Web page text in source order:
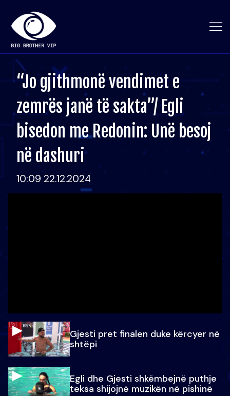
“Jo gjithmonë vendimet e
zemrës janë të sakta”/ Egli
bisedon me Redonin: Unë besoj
në dashuri
10:09 22.12.2024
Gjesti pret finalen duke kërcyer në
shtëpi
Egli dhe Gjesti shkëmbejnë puthje
teksa shijojnë muzikën në pishinë